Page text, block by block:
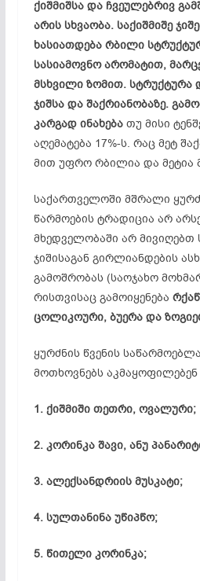
ქიშმიშსა და ჩვეულებრივ
არის სხვაობა. საქიშმიშე
ხასიათდება რბილი
სასიამოვნო არომატით,
მსხვილი ზომით. სტრუქტურა
ჯიშსა და შაქრიანობაზე.
კარგად ინახება თუ მისი
აღემატება 17%-ს. რაც მეტ
მით უფრო რბილია და მეტია
საქართველოში მშრალი
წარმოების ტრადიცია არ
მხედველობაში არ მივიღებთ
ჯიშისაგან გირლიანდების
გამოშრობას (საოჯახო
რისთვისაც გამოიყენება
ცოლიკოური, ბუერა და
ყურძნის წვენის
მოთხოვნებს აკმაყოფილებენ
1. ქიშმიში თეთრი, ოვალური;
2. კორინკა შავი, ანუ
3. ალექსანდრიის მუსკატი;
4. სულთანინა უწიპწო;
5. წითელი კორინკა;